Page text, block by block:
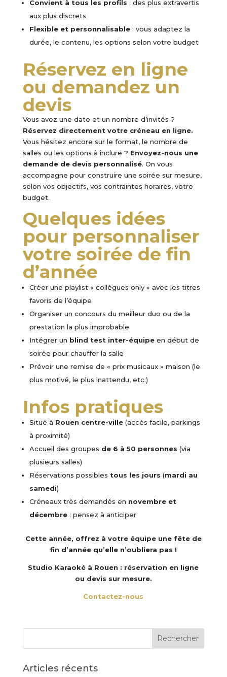
Convient à tous les profils : des plus extravertis
aux plus discrets
Flexible et personnalisable: vous adaptez la
durée, le contenu, les options selon votre budget
Réservez en ligne
ou demandez un
devis
Vous avez une date et un nombre d’invités ?
Réservez directement votre créneau en ligne.
Vous hésitez encore sur le format, le nombre de
salles ou les options à inclure ? Envoyez-nous une
demande de devis personnalisé. On vous
accompagne pour construire une soirée sur mesure,
selon vos objectifs, vos contraintes horaires, votre
budget.
Quelques idées
pour personnaliser
votre soirée de fin
d’année
Créer une playlist « collègues only » avec les titres
favoris de l’équipe
Organiser un concours du meilleur duo ou de la
prestation la plus improbable
Intégrer un blind test inter-équipeen début de
soirée pour chauffer la salle
Prévoir une remise de « prix musicaux » maison (le
plus motivé, le plus inattendu, etc.)
Infos pratiques
Situé à Rouen centre-ville(accès facile, parkings
à proximité)
Accueil des groupes de 6 à 50 personnes (via
plusieurs salles)
Réservations possibles tous les jours (mardi au
samedi)
Créneaux très demandés en novembre et
décembre: pensez à anticiper
Cette année, offrez à votre équipe une fête de
fin d’année qu’elle n’oubliera pas !
Studio Karaoké à Rouen : réservation en ligne
ou devis sur mesure.
Contactez-nous
Articles récents